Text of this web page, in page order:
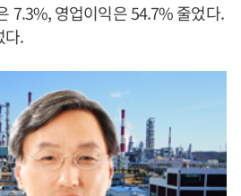
7.3%, 영업이익은 54.7% 줄었다.
다.